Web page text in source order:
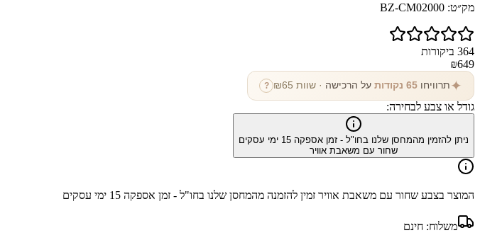
מק״ט: BZ-CM02000
364 ביקורות
₪649
✦ תרוויחו 65 נקודות על הרכישה · שוות ₪ 65
?
גודל או צבע לבחירה:
ניתן להזמין מהמחסן שלנו בחו"ל - זמן אספקה 15 ימי עסקים
שחור עם משאבת אוויר
המוצר בצבע שחור עם משאבת אוויר זמין להזמנה מהמחסן שלנו בחו"ל - זמן אספקה 15 ימי עסקים
משלוח: חינם